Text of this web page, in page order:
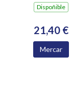
Dispoñible
21,40 €
Mercar